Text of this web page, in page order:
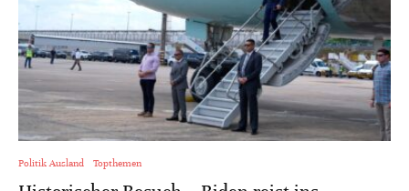
Politik Ausland Topthemen